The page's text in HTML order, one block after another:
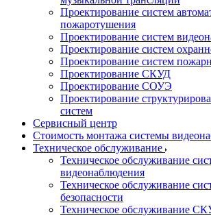
Проектирование систем
пожаротушения
Проектирование систем
Проектирование систем
Проектирование систем
Проектирование СКУД
Проектирование СОУЭ
Проектирование
систем
Сервисный центр
Стоимость монтажа системы
Техническое обслуживание
Техническое обслуживание
видеонаблюдения
Техническое обслуживание
безопасности
Техническое обслуживание